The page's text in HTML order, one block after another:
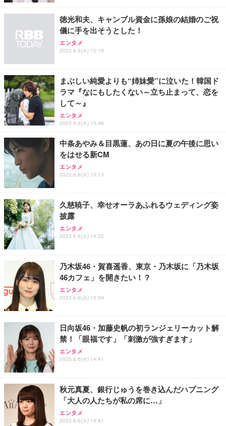
務用 おしゃれ パソコンチェア (ブラック)
Sezlife オフィスチェア デスクチェア 疲れない テレ
ワーク チェア 強化バックレスト 30度ロッキング機
能 人間工学 椅子 腰サポート 90度跳ね上げ式アーム
務用 おしゃれ パソコンチェア (ホワイト)
ANDWINT オフィスチェア デスクチェア 肘なし メ
ッシュ 通気性 ランバーサポート付き 腰サポート ガ
ス圧無段階昇降 360度回転 キャスター付き コンパク
ト 幅52×奥行58.5×高さ84～96cm テレワーク 在宅
￥4,139
【整備済み品】Dell E2724HS 27インチ 液晶モニタ
ー フルHD（1920×1080）VA 非光沢 HDMI/DisplayP
ort/VGA スピーカー内蔵 高さ調整 スイベル VESA対
【MiniLED/24.5inch/280Hz/FHD】GRAPHT THE S
HOOTER Gaming Monitor 24” Essential ゲーミン
グモニター QD 24.5インチ 1ms FHD 量子ドット 残
像低減 (3年保証 | 輝点保証 | 日本メーカー)
￥34,980
Smart Basic(スマートベーシック) 【Amazon.co.jp
限定】 Smart Basic アイリスオーヤマ ペットシーツ
超厚型 お徳用 ワイド 100枚入 (x 1) (ケース販売)
アイリスオーヤマ ペットシーツ 超厚型 お徳用 レギ
ュラー 200枚入【Amazon.co.jp限定】
￥3,731
徳光和夫、キャンブル資金に孫娘の結婚のご祝
儀に手を出そうとした！
エンタメ
2023.6.6(火) 15:19
まぶしい純愛よりも“姉妹愛”に泣いた！韓国ド
ラマ『なにもしたくない～立ち止まって、恋を
して～』
エンタメ
2023.6.6(火) 10:48
中条あやみ＆目黒蓮、あの日に夏の午後に思い
をはせる新CM
エンタメ
2023.6.6(火) 15:13
久慈暁子、幸せオーラあふれるウェディング姿
披露
エンタメ
2023.6.6(火) 14:22
乃木坂46・賀喜遥香、東京・乃木坂に「乃木坂
46カフェ」を開きたい！？
エンタメ
2023.6.6(火) 15:09
日向坂46・加藤史帆の初ランジェリーカット解
禁！「眼福です」「刺激が強すぎます」
エンタメ
2023.6.6(火) 14:41
秋元真夏、銀行じゅうを巻き込んだハプニング
「大人の人たちが私の席に…」
エンタメ
2023.6.6(火) 14:41